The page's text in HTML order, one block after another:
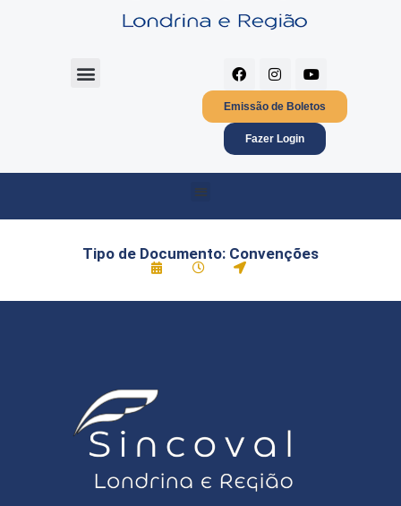
Emissão de Boletos
Fazer Login
Tipo de Documento: Convenções